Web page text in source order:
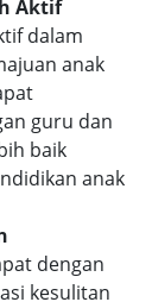
Aktif
dalam
anak
guru dan
baik
anak
dengan
kesulitan